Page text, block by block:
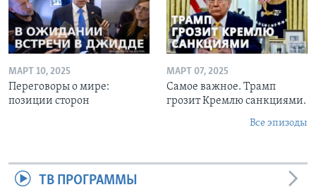
МАРТ 10, 2025
Переговоры о мире:
позиции сторон
МАРТ 07, 2025
Самое важное. Трамп
грозит Кремлю санкциями.
Все эпизоды
ТВ ПРОГРАММЫ